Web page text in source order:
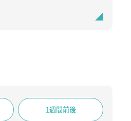
1週間前後